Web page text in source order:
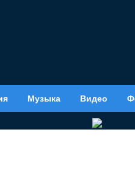
Музыка Видео